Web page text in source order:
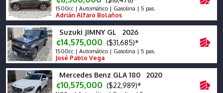
1500cc | Automático | Gasolina | 5 pas.
Adrián Alfaro Bolaños
Suzuki JIMNY GL 2026
¢14,575,000 ($31,685)*
1500cc | Automático | Gasolina | 5 pas.
José Pablo Vega
Mercedes Benz GLA 180 2020
¢10,575,000 ($22,989)*